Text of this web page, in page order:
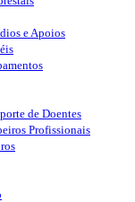
e Apoios
de Doentes
Profissionais